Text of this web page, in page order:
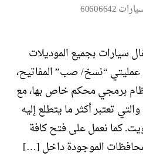
سيارات بجميع الموديلات
“نسخ/ صب” المفاتيح،
برمجي محكم خاص بها، مع
تعتبر أكثر ما يتطلع إليه
كما نعمل على فتح كافة
الموجودة داخل […]